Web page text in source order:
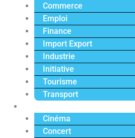
Commerce
Emploi
Finance
Import Export
Industrie
Initiative
Tourisme
Transport
Cinéma
Concert